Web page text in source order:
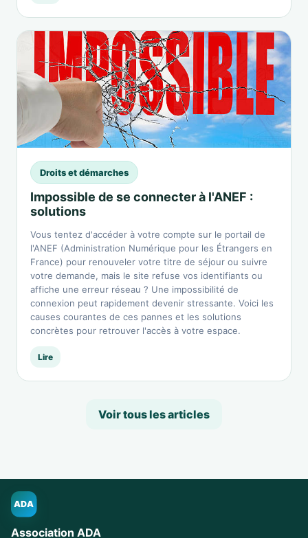
Droits et démarches
Impossible de se connecter à l'ANEF :
solutions
Vous tentez d'accéder à votre compte sur le portail de
l'ANEF (Administration Numérique pour les Étrangers en
France) pour renouveler votre titre de séjour ou suivre
votre demande, mais le site refuse vos identifiants ou
affiche une erreur réseau ? Une impossibilité de
connexion peut rapidement devenir stressante. Voici les
causes courantes de ces pannes et les solutions
concrètes pour retrouver l'accès à votre espace.
Lire
Voir tous les articles
ADA
Association ADA